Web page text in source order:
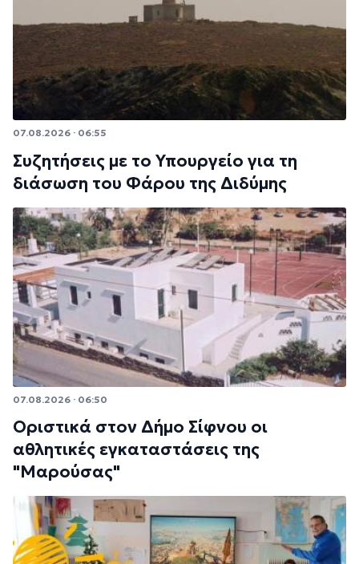
07.08.2026 · 06:55
Συζητήσεις με το Υπουργείο για τη
διάσωση του Φάρου της Διδύμης
07.08.2026 · 06:50
Οριστικά στον Δήμο Σίφνου οι
αθλητικές εγκαταστάσεις της
"Μαρούσας"